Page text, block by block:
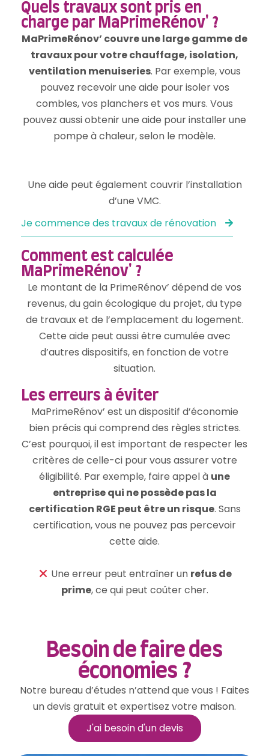
Quels travaux sont pris en
charge par MaPrimeRénov' ?
MaPrimeRénov’ couvre une large gamme de
travaux pour votre chauffage, isolation,
ventilation menuiseries. Par exemple, vous
pouvez recevoir une aide pour isoler vos
combles, vos planchers et vos murs. Vous
pouvez aussi obtenir une aide pour installer une
pompe à chaleur, selon le modèle.
Une aide peut également couvrir l’installation
d’une VMC.
Je commence des travaux de rénovation
Comment est calculée
MaPrimeRénov' ?
Le montant de la PrimeRénov’ dépend de vos
revenus, du gain écologique du projet, du type
de travaux et de l’emplacement du logement.
Cette aide peut aussi être cumulée avec
d’autres dispositifs, en fonction de votre
situation.
Les erreurs à éviter
MaPrimeRénov’ est un dispositif d’économie
bien précis qui comprend des règles strictes.
C’est pourquoi, il est important de respecter les
critères de celle-ci pour vous assurer votre
éligibilité. Par exemple, faire appel à une
entreprise qui ne possède pas la
certification RGE peut être un risque. Sans
certification, vous ne pouvez pas percevoir
cette aide.
Une erreur peut entraîner un refus de
prime, ce qui peut coûter cher.
Besoin de faire des
économies ?
Notre bureau d’études n’attend que vous ! Faites
un devis gratuit et expertisez votre maison.
J'ai besoin d'un devis